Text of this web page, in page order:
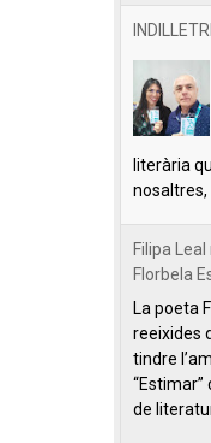
literària
nosaltres,
Filipa
Florbela
La poeta
reeixides
tindre
de